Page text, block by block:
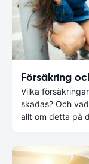
Försäkring
Vilka
skadas? Och
allt om detta på